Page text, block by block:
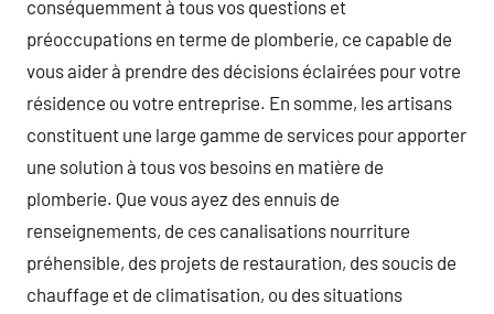
conséquemment à tous vos questions et
préoccupations en terme de plomberie, ce capable de
vous aider à prendre des décisions éclairées pour votre
résidence ou votre entreprise. En somme, les artisans
constituent une large gamme de services pour apporter
une solution à tous vos besoins en matière de
plomberie. Que vous ayez des ennuis de
renseignements, de ces canalisations nourriture
préhensible, des projets de restauration, des soucis de
chauffage et de climatisation, ou des situations